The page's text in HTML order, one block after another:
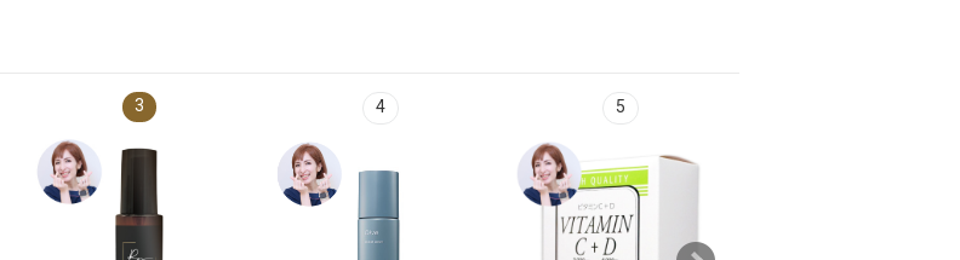
3 4 5